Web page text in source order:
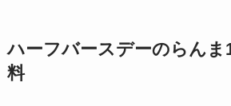
ハーフバースデーのらんま
料